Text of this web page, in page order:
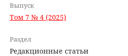
Выпуск
Том 7 № 4 (2025)
Раздел
Редакционные статьи